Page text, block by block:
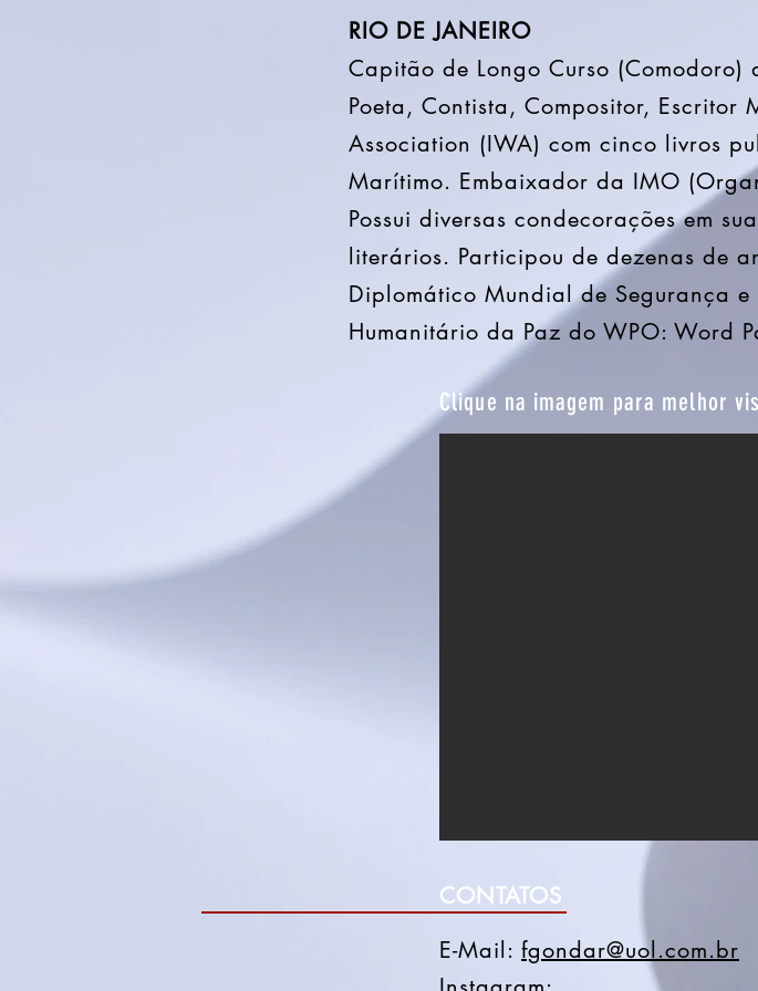
RIO DE JANEIRO
Capitão de Longo Curso
Poeta, Contista, Compositor,
Association (IWA) com cinco livros
Marítimo. Embaixador da IMO
Possui diversas condecorações em
literários. Participou de dezenas de
Diplomático Mundial de Segurança
Humanitário da Paz do WPO: Word
Clique na imagem para melhor
CONTATOS
E-Mail: fgondar@uol.com.br